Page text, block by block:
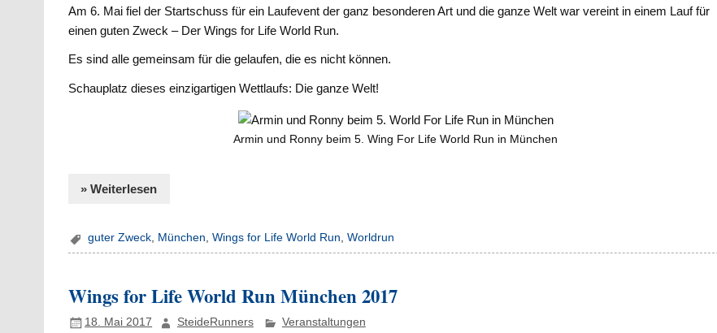
Am 6. Mai fiel der Startschuss für ein Laufevent der ganz besonderen Art und die ganze Welt war vereint in einem Lauf für
einen guten Zweck – Der Wings for Life World Run.
Es sind alle gemeinsam für die gelaufen, die es nicht können.
Schauplatz dieses einzigartigen Wettlaufs: Die ganze Welt!
Armin und Ronny beim 5. Wing For Life World Run in München
» Weiterlesen
guter Zweck, München,Wings for Life World Run,Worldrun
Wings for Life World Run München 2017
18. Mai 2017 SteideRunners Veranstaltungen